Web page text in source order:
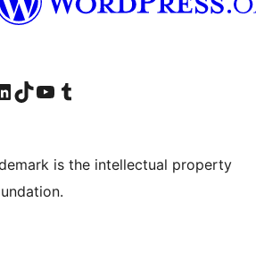
account
our LinkedIn account
造訪我們的 TikTok 帳號Visit our YouTube channel
造訪我們的 Tumblr 帳號
is the intellectual property